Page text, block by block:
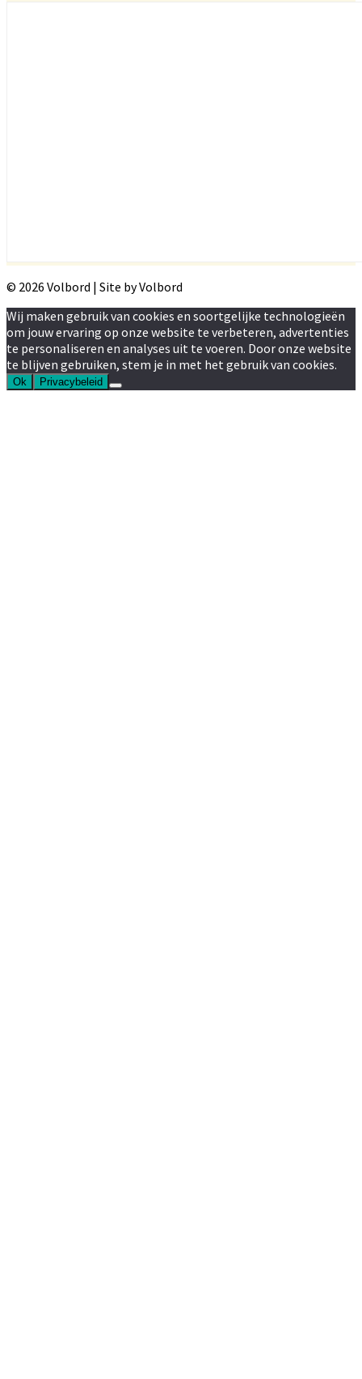
© 2026 Volbord | Site by Volbord
Wij maken gebruik van cookies en soortgelijke technologieën
om jouw ervaring op onze website te verbeteren, advertenties
te personaliseren en analyses uit te voeren. Door onze website
te blijven gebruiken, stem je in met het gebruik van cookies.
Ok Privacybeleid